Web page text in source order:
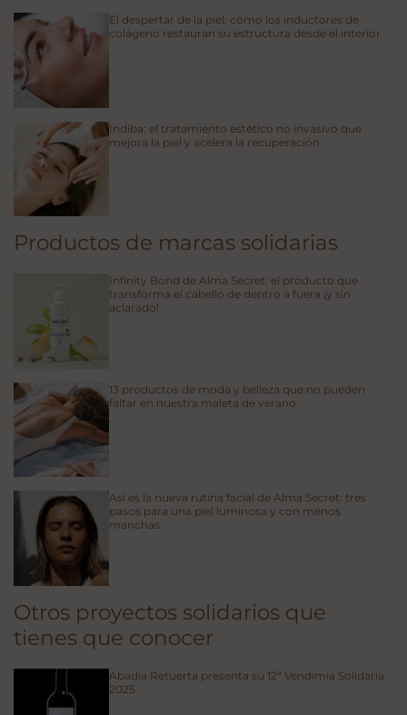
El despertar de la piel: cómo los inductores de
colágeno restauran su estructura desde el interior
Indiba: el tratamiento estético no invasivo que
mejora la piel y acelera la recuperación
Productos de marcas solidarias
Infinity Bond de Alma Secret: el producto que
transforma el cabello de dentro a fuera ¡y sin
aclarado!
13 productos de moda y belleza que no pueden
faltar en nuestra maleta de verano
Así es la nueva rutina facial de Alma Secret: tres
pasos para una piel luminosa y con menos
manchas
Otros proyectos solidarios que
tienes que conocer
Abadía Retuerta presenta su 12ª Vendimia Solidaria
2025